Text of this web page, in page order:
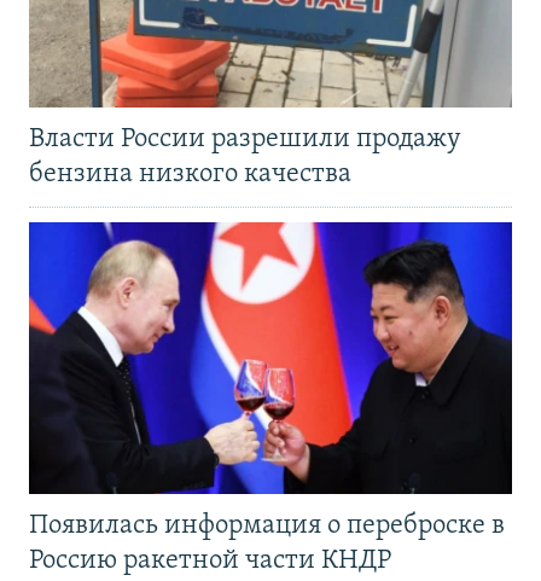
Власти России разрешили продажу
бензина низкого качества
Появилась информация о переброске в
Россию ракетной части КНДР